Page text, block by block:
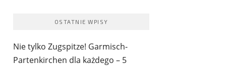
OSTATNIE WPISY
Nie tylko Zugspitze! Garmisch-
Partenkirchen dla każdego – 5